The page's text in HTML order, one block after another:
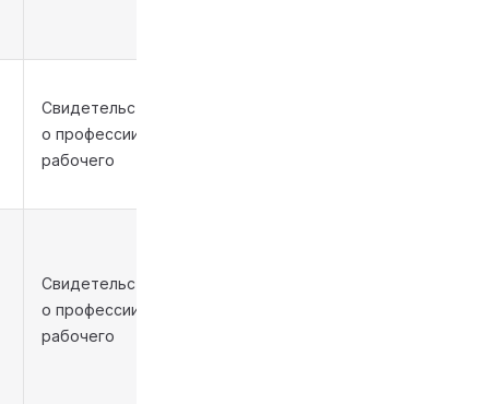
Свидетельство
о профессии
рабочего
Свидетельство
о профессии
рабочего